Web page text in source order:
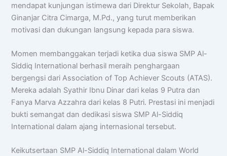
mendapat kunjungan istimewa dari Direktur Sekolah, Bapak
Ginanjar Citra Cimarga, M.Pd., yang turut memberikan
motivasi dan dukungan langsung kepada para siswa.
Momen membanggakan terjadi ketika dua siswa SMP Al-
Siddiq International berhasil meraih penghargaan
bergengsi dari Association of Top Achiever Scouts (ATAS).
Mereka adalah Syathir Ibnu Dinar dari kelas 9 Putra dan
Fanya Marva Azzahra dari kelas 8 Putri. Prestasi ini menjadi
bukti semangat dan dedikasi siswa SMP Al-Siddiq
International dalam ajang internasional tersebut.
Keikutsertaan SMP Al-Siddiq International dalam World